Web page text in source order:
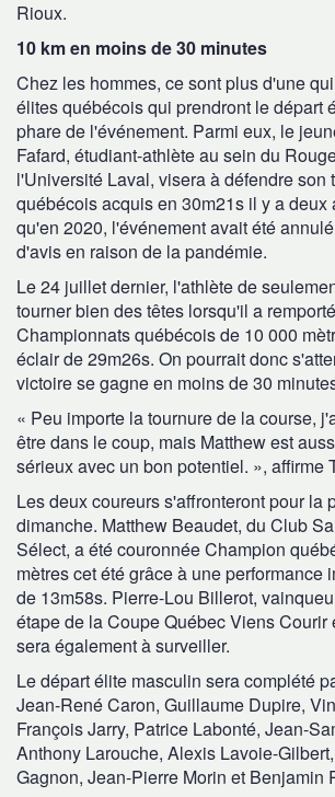
Rioux.
10 km en moins de 30 minutes
Chez les hommes, ce sont plus d'une
élites québécois qui prendront le départ
phare de l'événement. Parmi eux, le
Fafard, étudiant-athlète au sein du
l'Université Laval, visera à défendre son
québécois acquis en 30m21s il y a deux
qu'en 2020, l'événement avait été
d'avis en raison de la pandémie.
Le 24 juillet dernier, l'athlète de
tourner bien des têtes lorsqu'il a
Championnats québécois de 10 000
éclair de 29m26s. On pourrait donc
victoire se gagne en moins de 30
« Peu importe la tournure de la course,
être dans le coup, mais Matthew est
sérieux avec un bon potentiel. », affirme
Les deux coureurs s'affronteront pour la
dimanche. Matthew Beaudet, du Club
Sélect, a été couronnée Champion
mètres cet été grâce à une performance
de 13m58s. Pierre-Lou Billerot,
étape de la Coupe Québec Viens Courir
sera également à surveiller.
Le départ élite masculin sera complété
Jean-René Caron, Guillaume Dupire,
François Jarry, Patrice Labonté, Jean-
Anthony Larouche, Alexis Lavoie-
Gagnon, Jean-Pierre Morin et Benjamin